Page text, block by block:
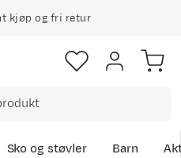
kjøp og fri retur
Sko og støvler Barn